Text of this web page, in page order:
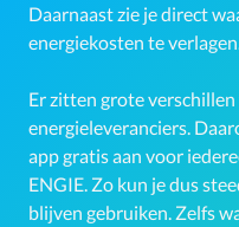
Daarnaast zie je direct
energiekosten te verlagen.
Er zitten grote
energieleveranciers.
app gratis aan voor
ENGIE. Zo kun je dus
blijven gebruiken. Zelfs